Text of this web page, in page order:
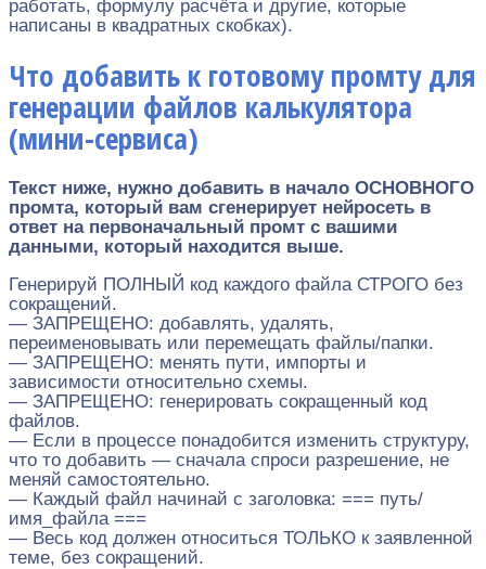
работать, формулу расчёта и другие, которые
написаны в квадратных скобках).
Что добавить к готовому промту для
генерации файлов калькулятора
(мини-сервиса)
Текст ниже, нужно добавить в начало ОСНОВНОГО
промта, который вам сгенерирует нейросеть в
ответ на первоначальный промт с вашими
данными, который находится выше.
Генерируй ПОЛНЫЙ код каждого файла СТРОГО без
сокращений.
— ЗАПРЕЩЕНО: добавлять, удалять,
переименовывать или перемещать файлы/папки.
— ЗАПРЕЩЕНО: менять пути, импорты и
зависимости относительно схемы.
— ЗАПРЕЩЕНО: генерировать сокращенный код
файлов.
— Если в процессе понадобится изменить структуру,
что то добавить — сначала спроси разрешение, не
меняй самостоятельно.
— Каждый файл начинай с заголовка: === путь/
имя_файла ===
— Весь код должен относиться ТОЛЬКО к заявленной
теме, без сокращений.